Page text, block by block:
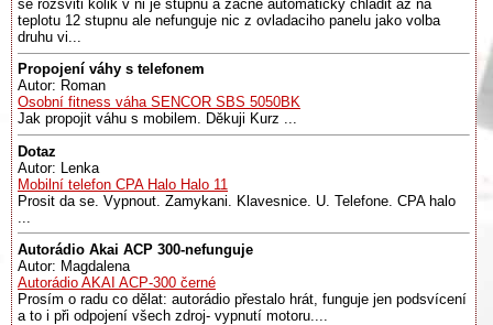
se rozsviti kolik v ni je stupnu a zacne automaticky chladit az na
teplotu 12 stupnu ale nefunguje nic z ovladaciho panelu jako volba
druhu vi...
Propojení váhy s telefonem
Autor: Roman
Osobní fitness váha SENCOR SBS 5050BK
Jak propojit váhu s mobilem. Děkuji Kurz ...
Dotaz
Autor: Lenka
Mobilní telefon CPA Halo Halo 11
Prosit da se. Vypnout. Zamykani. Klavesnice. U. Telefone. CPA halo
Autorádio Akai ACP 300-nefunguje
Autor: Magdalena
Autorádio AKAI ACP-300 černé
Prosím o radu co dělat: autorádio přestalo hrát, funguje jen podsvícení
a to i při odpojení všech zdroj- vypnutí motoru....